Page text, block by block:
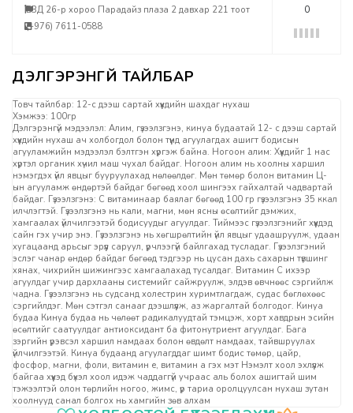
БЗД 26-р хороо Парадайз плаза 2 давхар 221 тоот
(+976) 7611-0588
0
Товч тайлбар: 12-с дээш сартай хүүхдийн шахдаг нухаш
Хэмжээ: 100гр
Дэлгэрэнгүй мэдээлэл: Алим, гүзээлзгэнэ, кинуа будаатай 12- с дээш сартай
хүүхдийн нухаш ач холбогдол болон түүнд агуулагдах ашигт бодисын
агууламжийн мэдээлэл бэлтгэн хүргэж байна. Ногоон алим: Хүүхдийг 1 нас
хүртэл органик хүчил маш чухал байдаг. Ногоон алим нь хоолны харшил
нэмэгдэх үйл явцыг бууруулахад нөлөөлдөг. Мөн төмөр болон витамин Ц-
ын агууламж өндөртэй байдаг бөгөөд хоол шингээх гайхалтай чадвартай
байдаг. Гүзээлзгэнэ: С витаминаар баялаг бөгөөд 100 гр гүзээлзгэнэ 35 ккал
илчлэгтэй. Гүзээлзгэнэ нь кали, магни, мөн ясны өсөлтийг дэмжих,
хамгаалах үйлчилгээтэй бодисуудыг агуулдаг. Тиймээс гүзээлзгэнийг хүүхдэд
сайн гэх учир энэ. Гүзээлзгэнэ нь хөгшрөлтийн үйл явцыг удаашруулж, удаан
хугацаанд арьсыг эрүүл саруул, үрчлээгүй байлгахад тусладаг. Гүзээлзгэний
эслэг чанар өндөр байдаг бөгөөд тэдгээр нь цусан дахь сахарын түвшинг
хянах, чихрийн шижингээс хамгаалахад тусалдаг. Витамин С ихээр
агуулдаг учир дархлааны системийг сайжруулж, элдэв өвчнөөс сэргийлж
чадна. Гүзээлзгэнэ нь судсанд холестрин хуримтлагдаж, судас бөглөхөөс
сэргийлдэг. Мөн сэтгэл санааг дээшлүүлж, аз жаргалтай болгодог. Кинуа
будаа Кинуа будаа нь чөлөөт радикалуудтай тэмцэж, хорт хавдрын эсийн
өсөлтийг саатуулдаг антиоксидант ба фитонутриент агуулдаг. Бага
зэргийн үрэвсэл харшил намдаах болон өвдөлт намдаах, тайвшруулах
үйлчилгээтэй. Кинуа будаанд агуулагддаг шимт бодис төмөр, цайр,
фосфор, магни, фоли, витамин е, витамин а гэх мэт Нэмэлт хоол эхлүүлж
байгаа хүүхэд бүхэл хоол идэж чаддаггүй учраас аль болох ашигтай шим
тэжээлтэй олон төрлийн ногоо, жимс, үр тариа оролцуулсан нухаш зутан
хоолнууд санал болгох нь хамгийн зөв алхам